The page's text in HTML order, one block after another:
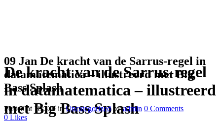
De kracht van de Sarrus-regel
in datamatematica – illustreerd
met Big Bass Splash
09 Jan De kracht van de Sarrus-regel in
datamatematica – illustreerd met Big
Bass Splash
Posted at 18:33h inUncategorized byadmin 0 Comments
0 Likes